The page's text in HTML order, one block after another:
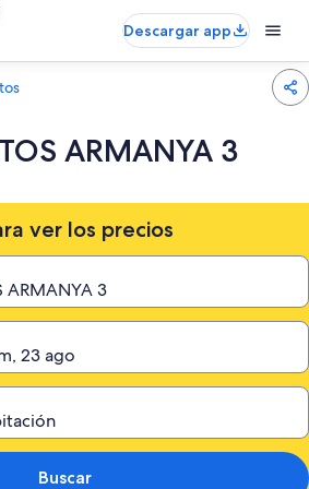
Descargar app
ARMANYA 3
ver los precios
Buscar